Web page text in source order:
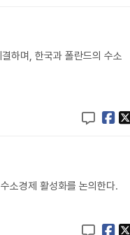
하며, 한국과 폴란드의 수소
소경제 활성화를 논의한다.